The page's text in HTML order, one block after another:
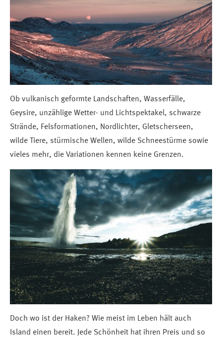
Ob vulkanisch geformte Landschaften, Wasserfälle,
Geysire, unzählige Wetter- und Lichtspektakel, schwarze
Strände, Felsformationen, Nordlichter, Gletscherseen,
wilde Tiere, stürmische Wellen, wilde Schneestürme sowie
vieles mehr, die Variationen kennen keine Grenzen.
Doch wo ist der Haken? Wie meist im Leben hält auch
Island einen bereit. Jede Schönheit hat ihren Preis und so